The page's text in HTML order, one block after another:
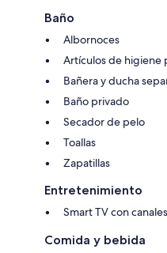
Baño
Albornoces
Artículos de higiene
Bañera y ducha
Baño privado
Secador de pelo
Toallas
Zapatillas
Entretenimiento
Smart TV con
Comida y bebida